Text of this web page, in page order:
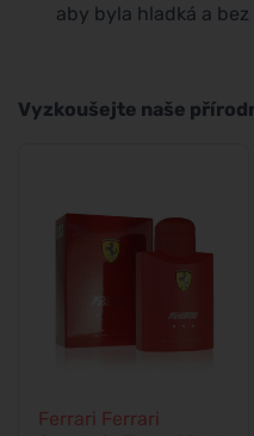
aby byla hladká a
Vyzkoušejte naše
Ferrari Ferrari